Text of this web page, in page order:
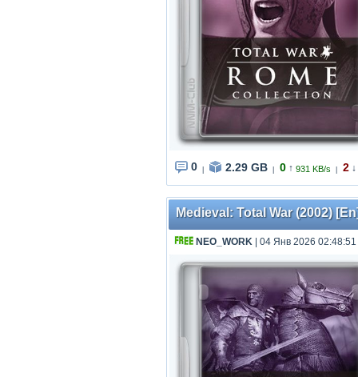
0 2.29 GB 0 ↑ 931 KB/s 2 ↓
Medieval: Total War (2002)
NEO_WORK | 04 Янв 2026 02:48:51